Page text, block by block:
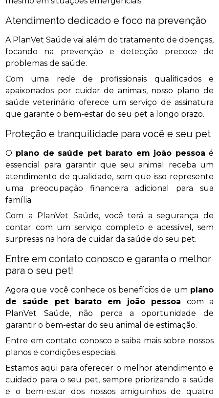
Atendimento dedicado e foco na prevenção
A PlanVet Saúde vai além do tratamento de doenças,
focando na prevenção e detecção precoce de
problemas de saúde.
Com uma rede de profissionais qualificados e
apaixonados por cuidar de animais, nosso plano de
saúde veterinário oferece um serviço de assinatura
que garante o bem-estar do seu pet a longo prazo.
Proteção e tranquilidade para você e seu pet
O plano de saúde pet barato em joão pessoa é
essencial para garantir que seu animal receba um
atendimento de qualidade, sem que isso represente
uma preocupação financeira adicional para sua
família.
Com a PlanVet Saúde, você terá a segurança de
contar com um serviço completo e acessível, sem
surpresas na hora de cuidar da saúde do seu pet.
Entre em contato conosco e garanta o melhor
para o seu pet!
Agora que você conhece os benefícios de um plano
de saúde pet barato em joão pessoa com a
PlanVet Saúde, não perca a oportunidade de
garantir o bem-estar do seu animal de estimação.
Entre em contato conosco e saiba mais sobre nossos
planos e condições especiais.
Estamos aqui para oferecer o melhor atendimento e
cuidado para o seu pet, sempre priorizando a saúde
e o bem-estar dos nossos amiguinhos de quatro